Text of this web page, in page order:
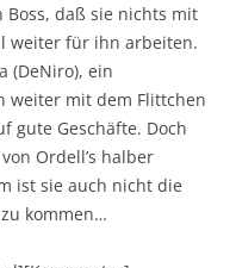
daß sie nichts mit
weiter für ihn arbeiten.
(DeNiro), ein
weiter mit dem Flittchen
gute Geschäfte. Doch
Ordell’s halber
ist sie auch nicht die
kommen…